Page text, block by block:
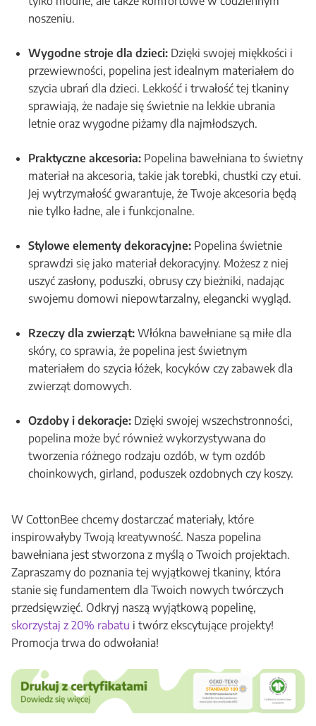
noszeniu.
Wygodne stroje dla dzieci: Dzięki swojej miękkości i
przewiewności, popelina jest idealnym materiałem do
szycia ubrań dla dzieci. Lekkość i trwałość tej tkaniny
sprawiają, że nadaje się świetnie na lekkie ubrania
letnie oraz wygodne piżamy dla najmłodszych.
Praktyczne akcesoria: Popelina bawełniana to świetny
materiał na akcesoria, takie jak torebki, chustki czy etui.
Jej wytrzymałość gwarantuje, że Twoje akcesoria będą
nie tylko ładne, ale i funkcjonalne.
Stylowe elementy dekoracyjne: Popelina świetnie
sprawdzi się jako materiał dekoracyjny. Możesz z niej
uszyć zasłony, poduszki, obrusy czy bieżniki, nadając
swojemu domowi niepowtarzalny, elegancki wygląd.
Rzeczy dla zwierząt: Włókna bawełniane są miłe dla
skóry, co sprawia, że popelina jest świetnym
materiałem do szycia łóżek, kocyków czy zabawek dla
zwierząt domowych.
Ozdoby i dekoracje: Dzięki swojej wszechstronności,
popelina może być również wykorzystywana do
tworzenia różnego rodzaju ozdób, w tym ozdób
choinkowych, girland, poduszek ozdobnych czy koszy.
W CottonBee chcemy dostarczać materiały, które
inspirowałyby Twoją kreatywność. Nasza popelina
bawełniana jest stworzona z myślą o Twoich projektach.
Zapraszamy do poznania tej wyjątkowej tkaniny, która
stanie się fundamentem dla Twoich nowych twórczych
przedsięwzięć. Odkryj naszą wyjątkową popelinę,
skorzystaj z 20% rabatu i twórz ekscytujące projekty!
Promocja trwa do odwołania!